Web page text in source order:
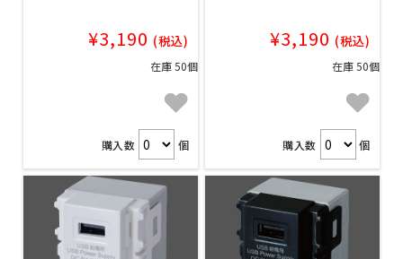
¥3,190 (税込)
在庫 50個
購入数 個
¥3,190 (税込)
在庫 50個
購入数 個